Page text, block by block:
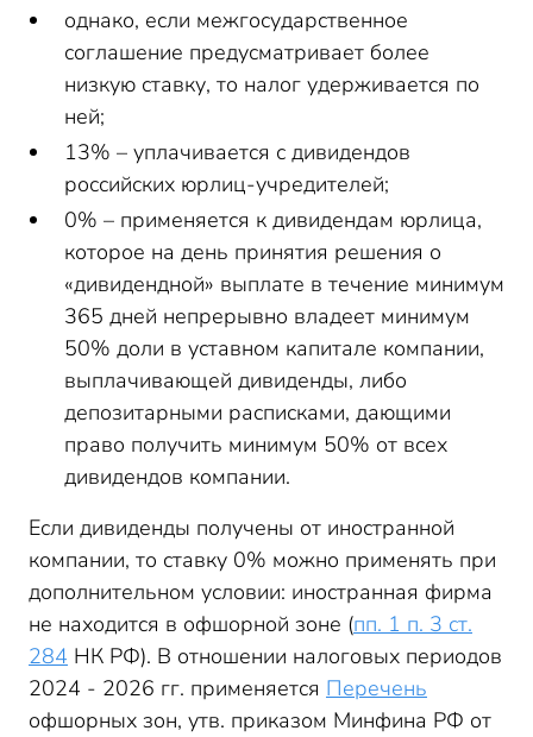
однако, если межгосударственное
соглашение предусматривает более
низкую ставку, то налог удерживается по
ней;
13% – уплачивается с дивидендов
российских юрлиц-учредителей;
0% – применяется к дивидендам юрлица,
которое на день принятия решения о
«дивидендной» выплате в течение минимум
365 дней непрерывно владеет минимум
50% доли в уставном капитале компании,
выплачивающей дивиденды, либо
депозитарными расписками, дающими
право получить минимум 50% от всех
дивидендов компании.
Если дивиденды получены от иностранной
компании, то ставку 0% можно применять при
дополнительном условии: иностранная фирма
не находится в офшорной зоне (пп. 1 п. 3 ст.
284 НК РФ). В отношении налоговых периодов
2024 - 2026 гг. применяется Перечень
офшорных зон, утв. приказом Минфина РФ от